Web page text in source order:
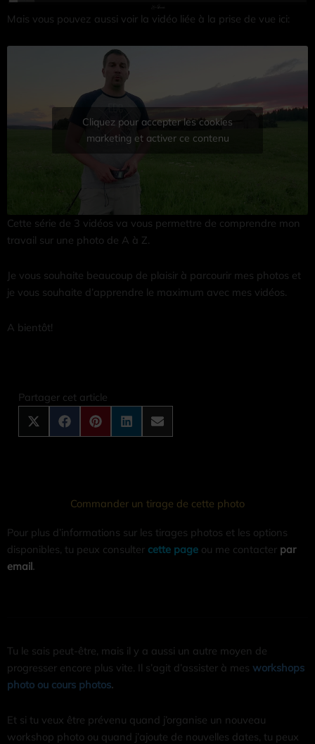
Mais vous pouvez aussi voir la vidéo liée à la prise de vue ici:
Cliquez pour accepter les cookies
marketing et activer ce contenu
Cette série de 3 vidéos va vous permettre de comprendre mon
travail sur une photo de A à Z.
Je vous souhaite beaucoup de plaisir à parcourir mes photos et
je vous souhaite d’apprendre le maximum avec mes vidéos.
A bientôt!
Partager cet article
X
(Twitter)
FacebookPinterest
Commander un tirage de cette photo
Pour plus d’informations sur les tirages photos et les options
disponibles, tu peux consulter cette page ou me contacter par
email.
Tu le sais peut-être, mais il y a aussi un autre moyen de
progresser encore plus vite. Il s’agit d’assister à mes workshops
photo ou cours photos.
Et si tu veux être prévenu quand j’organise un nouveau
workshop photo ou quand j’ajoute de nouvelles dates, tu peux